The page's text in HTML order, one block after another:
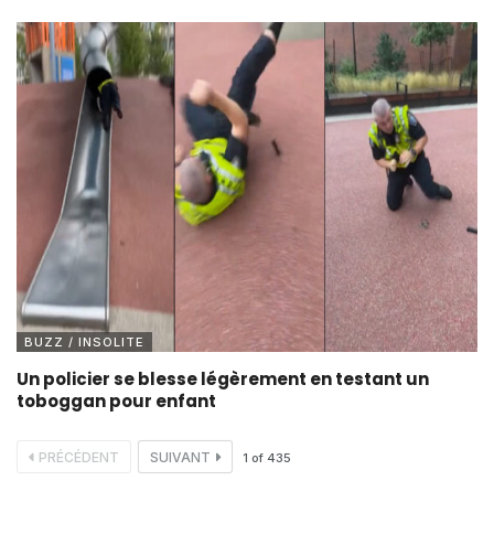
BUZZ / INSOLITE
Un policier se blesse légèrement en testant un
toboggan pour enfant
PRÉCÉDENT SUIVANT 1 of 435